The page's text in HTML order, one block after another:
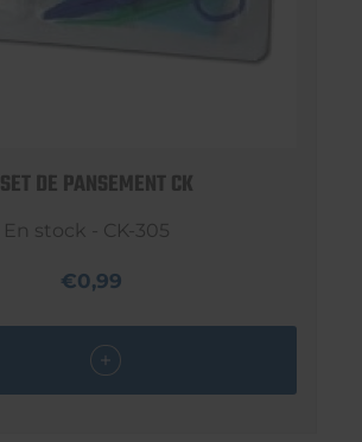
SET DE PANSEMENT CK
En stock - CK-305
€0,99